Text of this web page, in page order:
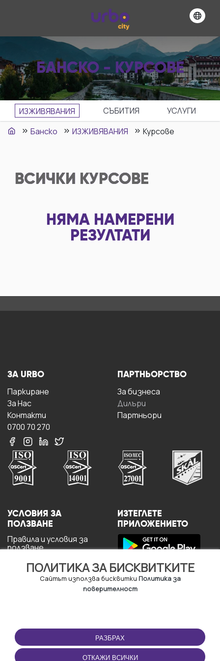
БАНСКО - КУРСОВЕ
ИЗЖИВЯВАНИЯ СЪБИТИЯ
УСЛУГИ
Банско
ИЗЖИВЯВАНИЯ Курсове
ВСИЧКИ КУРСОВЕ
НЯМА НАМЕРЕНИ
РЕЗУЛТАТИ
ПОЛИТИКА ЗА БИСКВИТКИТЕ
Сайтът използва бисквитки Политика за
поверителност
РАЗБРАХ
ОТКАЖИ ВСИЧКИ
ЗА URBO
Паркиране
За Hас
Контакти
0700 70 270
ПАРТНЬОРСТВО
За бизнесa
Дилъри
Партньори
УСЛОВИЯ ЗА
ПОЛЗВАНЕ
Правила и условия за
ползване
поверителност
Политика за кукита
ИЗТЕГЛЕТЕ
ПРИЛОЖЕНИЕТО